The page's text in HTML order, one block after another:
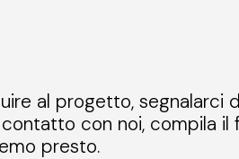
al progetto, segnalarci
con noi, compila il
presto.